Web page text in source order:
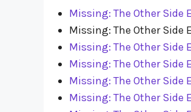
Missing: The Other Side
Missing: The Other Side
Missing: The Other Side
Missing: The Other Side
Missing: The Other Side
Missing: The Other Side